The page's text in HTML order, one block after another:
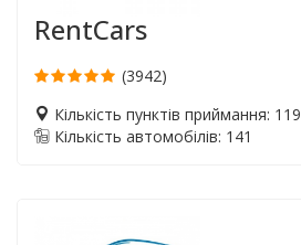
RentCars
(3942)
Кількість пунктів приймання: 119
Кількість автомобілів: 141